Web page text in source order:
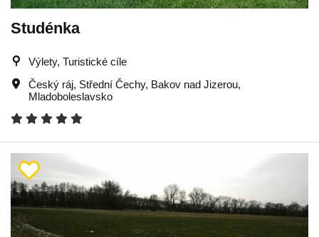
Studénka
Výlety, Turistické cíle
Český ráj, Střední Čechy, Bakov nad Jizerou,
Mladoboleslavsko